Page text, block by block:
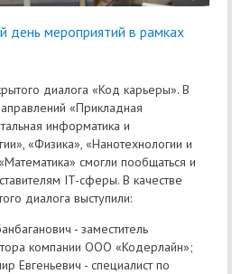
день мероприятий в рамках
диалога «Код карьеры». В
«Прикладная
информатика и
«Физика», «Нанотехнологии и
смогли пообщаться и
IT-сферы. В качестве
диалога выступили:
- заместитель
компании ООО «Кодерлайн»;
Евгеньевич - специалист по